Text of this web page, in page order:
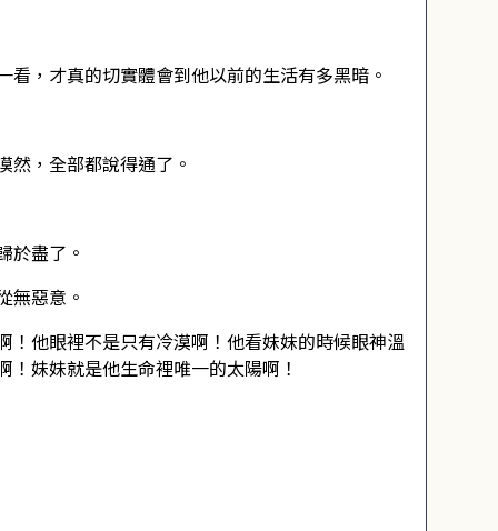
，才真的切實體會到他以前的生活有多黑暗。
然，全部都說得通了。
於盡了。
無惡意。
他眼裡不是只有冷漠啊！他看妹妹的時候眼神溫
妹妹就是他生命裡唯一的太陽啊！